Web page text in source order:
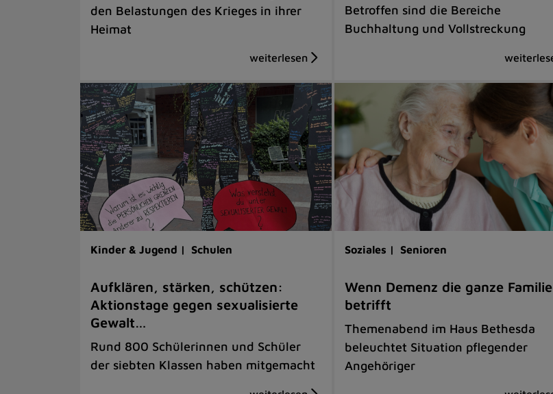
den Belastungen des Krieges in ihrer
Heimat
Betroffen sind die Bereiche
Buchhaltung und Vollstreckung
Kinder & Jugend | Schulen
Aufklären, stärken, schützen:
Aktionstage gegen sexualisierte
Gewalt…
Rund 800 Schülerinnen und Schüler
der siebten Klassen haben mitgemacht
Soziales | Senioren
Wenn Demenz die ganze Familie
betrifft
Themenabend im Haus Bethesda
beleuchtet Situation pflegender
Angehöriger